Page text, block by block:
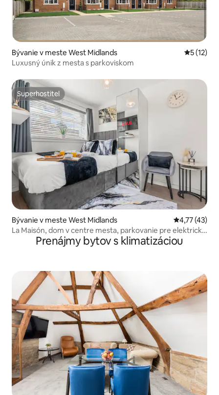
Bývanie v meste West Midlands
5 (12)
Luxusný únik z mesta s parkoviskom
Superhostiteľ
Superhostiteľ
Bývanie v meste West Midlands Priemerné
4,77 (43)
La Maisón, dom v centre mesta, parkovanie pre elektrické
vozidlá, rýchle Wi-Fi
Prenájmy bytov s klimatizáciou